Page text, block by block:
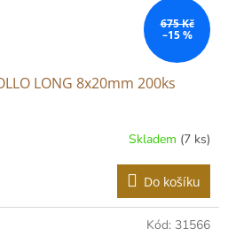
675 Kč
–15 %
LONG 8x20mm 200ks
Skladem (7 ks)
Do košíku
Kód: 31566